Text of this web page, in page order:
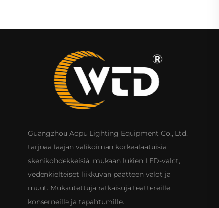
Guangzhou Aopu Lighting Equipment Co., Ltd.
tarjoaa laajan valikoiman korkealaatuisia
skenikohdekkeisiä, mukaan lukien LED-valot,
vedenkielteiset liikkuvan päätteen valot ja
muut. Mukautettuja ratkaisuja teattereille,
konserneille ja tapahtumille.